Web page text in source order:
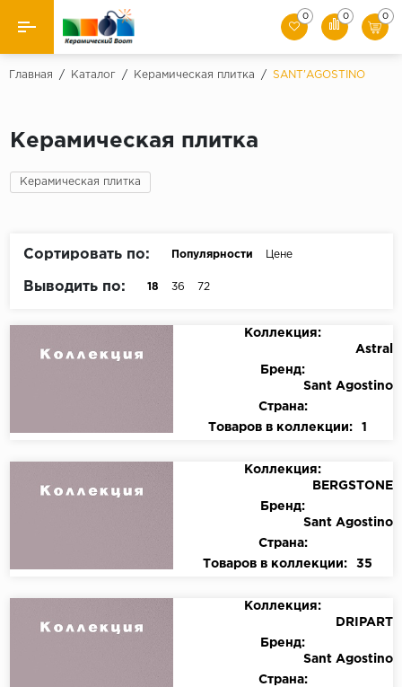
Назад
Керамическая плитка
Керамогранит
0 0 0
Главная / Каталог / Керамическая плитка / SANT'AGOSTINO
Керамическая плитка
Керамическая плитка
Сортировать по: Популярности Цене
Выводить по: 18 36 72
Коллекция:
Astral
Бренд:
Sant Agostino
Страна:
Товаров в коллекции:
1
Коллекция:
BERGSTONE
Бренд:
Sant Agostino
Страна:
Товаров в коллекции:
35
Коллекция:
DRIPART
Бренд:
Sant Agostino
Страна: